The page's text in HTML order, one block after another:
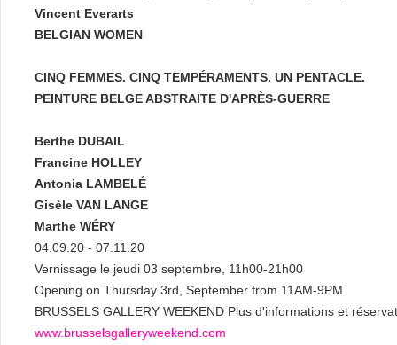
Vincent Everarts
BELGIAN WOMEN
CINQ FEMMES. CINQ TEMPÉRAMENTS. UN PENTACLE.
PEINTURE BELGE ABSTRAITE D'APRÈS-GUERRE
Berthe DUBAIL
Francine HOLLEY
Antonia LAMBELÉ
Gisèle VAN LANGE
Marthe WÉRY
04.09.20 - 07.11.20
Vernissage le jeudi 03 septembre, 11h00-21h00
Opening on Thursday 3rd, September from 11AM-9PM
BRUSSELS GALLERY WEEKEND Plus d'informations et
www.brusselsgalleryweekend.com